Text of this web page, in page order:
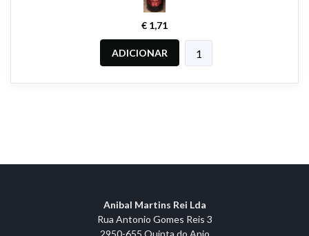
€ 1,71
ADICIONAR
Anibal Martins Rei Lda
Rua Antonio Gomes Reis 3
2950-655 Quinta do Anjo